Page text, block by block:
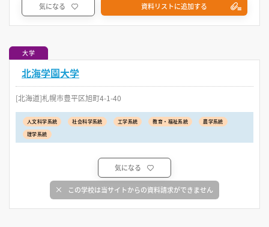
気になる 資料リストに追加する
大学
北海学園大学
[北海道]札幌市豊平区旭町4-1-40
人文科学系統 社会科学系統 工学系統 教育・福祉系統
農学系統
理学系統
気になる
この学校は当サイトからの資料請求ができません